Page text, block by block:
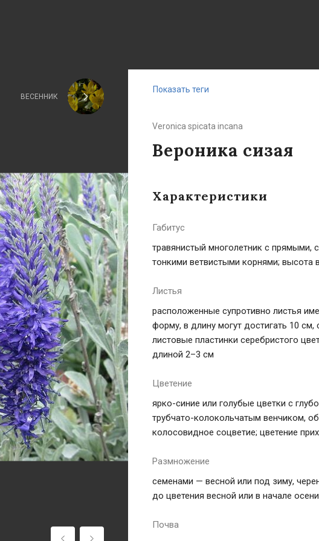
ВЕСЕННИК
Показать теги
Veronica spicata incana
Вероника сизая
Характеристики
Габитус
травянистый многолетник с прямыми,
тонкими ветвистыми корнями; высота
Листья
расположенные супротивно листья
форму, в длину могут достигать 10
листовые пластинки серебристого
длиной 2–3 см
Цветение
ярко-синие или голубые цветки с
трубчато-колокольчатым венчиком,
колосовидное соцветие; цветение
Размножение
семенами — весной или под зиму,
до цветения весной или в начале осени
Почва